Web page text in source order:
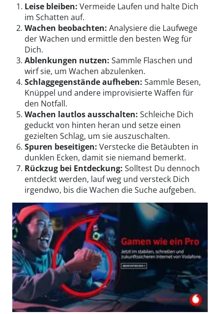
Leise bleiben: Vermeide Laufen und halte Dich
im Schatten auf.
Wachen beobachten: Analysiere die Laufwege
der Wachen und ermittle den besten Weg für
Dich.
Ablenkungen nutzen: Sammle Flaschen und
wirf sie, um Wachen abzulenken.
Schlaggegenstände aufheben: Sammle Besen,
Knüppel und andere improvisierte Waffen für
den Notfall.
Wachen lautlos ausschalten: Schleiche Dich
geduckt von hinten heran und setze einen
gezielten Schlag, um sie auszuschalten.
Spuren beseitigen: Verstecke die Betäubten in
dunklen Ecken, damit sie niemand bemerkt.
Rückzug bei Entdeckung: Solltest Du dennoch
entdeckt werden, lauf weg und versteck Dich
irgendwo, bis die Wachen die Suche aufgeben.